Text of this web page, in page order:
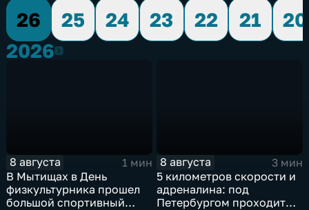
26
25 24 23 22 21
20
20262026
8 августа
1 мин
В Мытищах в День
физкультурника прошел
большой спортивный
8 августа
3 мин
5 километров скорости и
адреналина: под
Петербургом проходит